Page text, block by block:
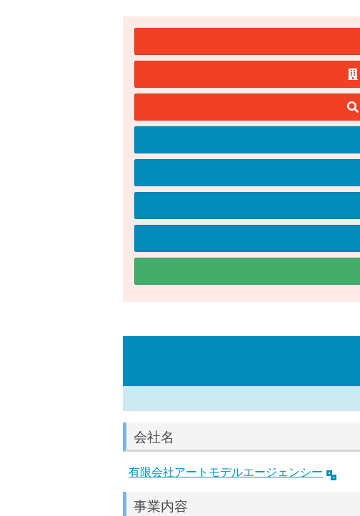
会社名
有限会社アートモデルエージェンシー
事業内容